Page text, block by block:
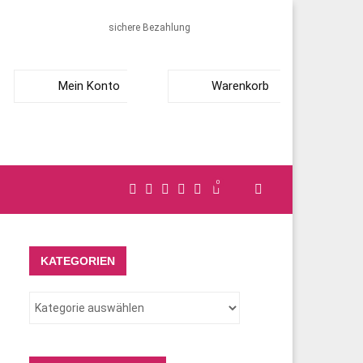
sichere Bezahlung
Mein Konto Warenkorb
0
KATEGORIEN